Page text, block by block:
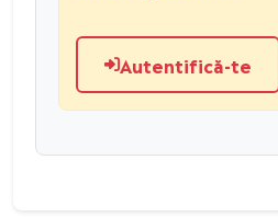
Autentifică-te